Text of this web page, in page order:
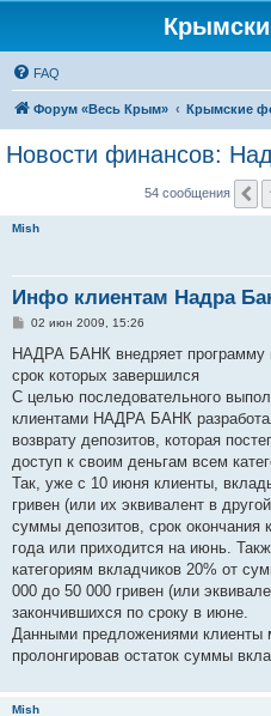
FAQ
Форум «Весь Крым» Крымские
Новости финансов:
54 сообщения
Mish
Инфо клиентам Надра
С
о
щ
е
и
е
02 июн 2009, 15:26
НАДРА БАНК внедряет программу
срок которых завершился
С целью последовательного
клиентами НАДРА БАНК
возврату депозитов, которая
доступ к своим деньгам всем
Так, уже с 10 июня клиенты,
гривен (или их эквивалент в
суммы депозитов, срок окончания
года или приходится на июнь.
категориям вкладчиков 20% от
000 до 50 000 гривен (или
закончившихся по сроку в июне.
Данными предложениями клиенты
пролонгировав остаток суммы
Mish